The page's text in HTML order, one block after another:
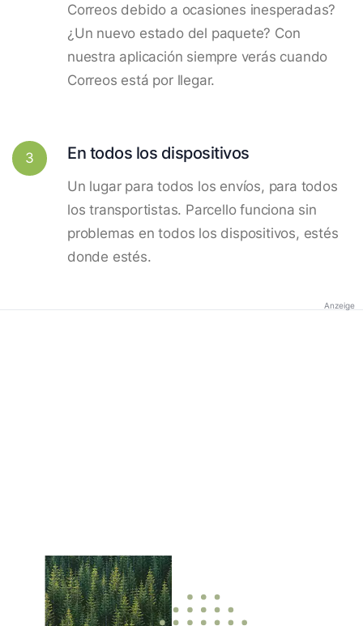
Correos debido a ocasiones inesperadas?
¿Un nuevo estado del paquete? Con
nuestra aplicación siempre verás cuando
Correos está por llegar.
3 En todos los dispositivos
Un lugar para todos los envíos, para todos
los transportistas. Parcello funciona sin
problemas en todos los dispositivos, estés
donde estés.
Anzeige